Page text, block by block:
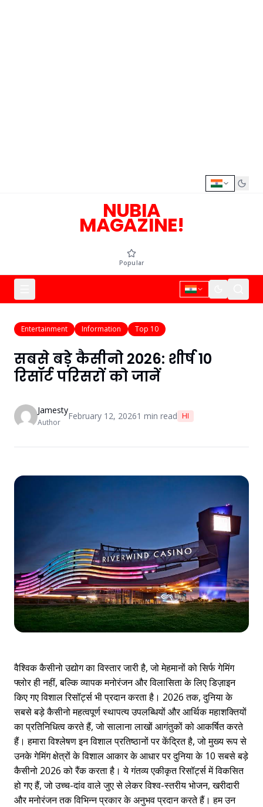
NUBIA
MAGAZINE!
Popular
Entertainment Information Top 10
सबसे बड़े कैसीनो 2026: शीर्ष 10
रिसॉर्ट परिसरों को जानें
Jamesty
Author
February 12, 20261 min read HI
वैश्विक कैसीनो उद्योग का विस्तार जारी है, जो मेहमानों को सिर्फ गेमिंग
फ्लोर ही नहीं, बल्कि व्यापक मनोरंजन और विलासिता के लिए डिज़ाइन
किए गए विशाल रिसॉर्ट्स भी प्रदान करता है। 2026 तक, दुनिया के
सबसे बड़े कैसीनो महत्वपूर्ण स्थापत्य उपलब्धियों और आर्थिक महाशक्तियों
का प्रतिनिधित्व करते हैं, जो सालाना लाखों आगंतुकों को आकर्षित करते
हैं। हमारा विश्लेषण इन विशाल प्रतिष्ठानों पर केंद्रित है, जो मुख्य रूप से
उनके गेमिंग क्षेत्रों के विशाल आकार के आधार परदुनिया के 10 सबसे बड़े
कैसीनो 2026को रैंक करता है। ये गंतव्य एकीकृत रिसॉर्ट्स में विकसित
हो गए हैं, जो उच्च-दांव वाले जुए से लेकर विश्व-स्तरीय भोजन, खरीदारी
और मनोरंजन तक विभिन्न प्रकार के अनुभव प्रदान करते हैं। हम उन